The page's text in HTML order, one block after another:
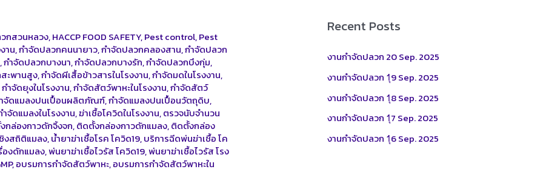
กสวนหลวง,HACCP FOOD SAFETY,Pest control,Pest
าน,กำจัดปลวกคนนายาว,กำจัดปลวกคลองสาน,กำจัดปลวก
,กำจัดปลวกบางนา,กำจัดปลวกบางรัก,กำจัดปลวกบึงกุ่ม,
ะพานสูง,กำจัดผีเสื้อข้าวสารในโรงงาน,กำจัดมดในโรงงาน,
กำจัดยุงในโรงงาน,กำจัดสัตว์พาหะในโรงงาน,กำจัดสัตว์
จัดแมลงปนเปื้อนผลิตภัณฑ์,กำจัดแมลงปนเปื้อนวัตถุดิบ,
ำจัดแมลงในโรงงาน,ฆ่าเชื้อโควิดในโรงงาน,ตรวจนับจำนวน
กล่องกาวดักจิ้งจก,ติดตั้งกล่องกาวดักแมลง,ติดตั้งกล่อง
งสถิติแมลง,น้ำยาฆ่าเชื้อโรค โควิด19,บริการฉีดพ่นฆ่าเชื้อ โค
องดักแมลง,พ่นยาฆ่าเชื้อไวรัส โควิด19,พ่นยาฆ่าเชื้อไวรัส โรง
,อบรมการกำจัดสัตว์พาหะ,อบรมการกำจัดสัตว์พาหะใน
r
h
f
Recent Posts
งานกำจัดปลวก 20 Sep. 2025
งานกำจัดปลวก 1ุ9 Sep. 2025
งานกำจัดปลวก 1ุ8 Sep. 2025
งานกำจัดปลวก 1ุ7 Sep. 2025
งานกำจัดปลวก 1ุ6 Sep. 2025